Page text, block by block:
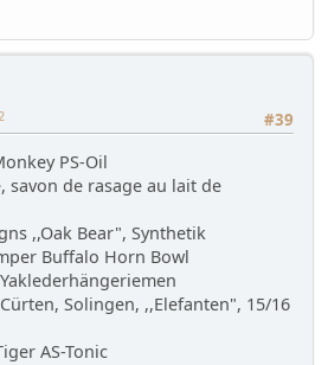
#39
PS-Oil
savon de rasage au lait de
,,Oak Bear", Synthetik
Buffalo Horn Bowl
Solingen, ,,Elefanten", 15/16
AS-Tonic